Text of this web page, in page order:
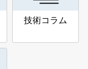
技術コラム